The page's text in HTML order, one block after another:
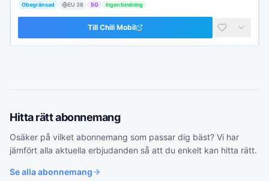
Obegränsad EU 38 5G Ingen bindning
Till Chili Mobil
Hitta rättabonnemang
Osäker på vilket abonnemang som passar dig bäst? Vi har
jämfört alla aktuella erbjudanden så att du enkelt kan hitta rätt.
Se allaabonnemang